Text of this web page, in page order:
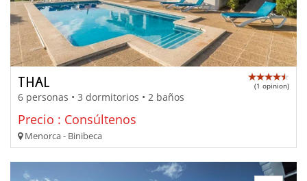
THAL (1 opinion)
6 personas • 3 dormitorios • 2 baños
Precio : Consúltenos
Menorca - Binibeca